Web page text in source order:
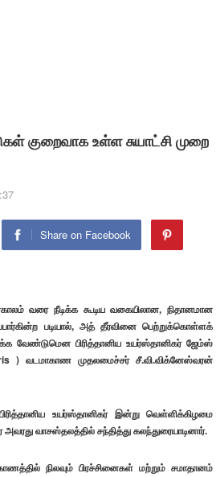
குறைவாக உள்ள சுயாட்சி முறை
Share on Facebook
வரை நீடிக்க கூடிய வகையிலான, நிதானமான
படியால், அத் தீர்வினை பெற்றுக்கொள்ளக்
வேண்டுமென பிரித்தானிய உயர்ஸ்தானிகர் ஜேம்ஸ்
) வடமாகாண முதலமைச்சர் சீ.வி.விக்னேஸ்வரன்
உயர்ஸ்தானிகர் இன்று வெள்ளிக்கிழமை
வாசஸ்தலத்தில் சந்தித்து கலந்துரையாடினார்.
நிலவும் பிரச்சினைகள் மற்றும் சமாதானம்